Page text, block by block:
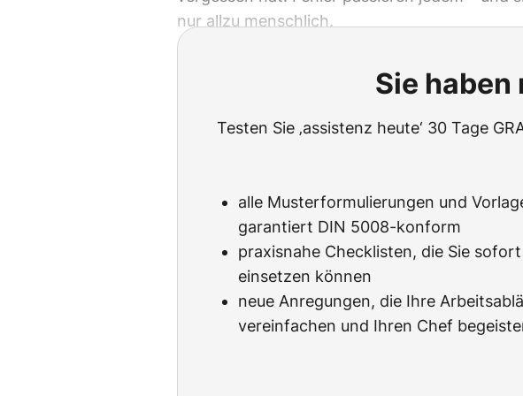
nur allzu menschlich.
Sie haben
Testen Sie ‚assistenz heute‘ 30 Tage
alle Musterformulierungen und
garantiert DIN 5008-konform
praxisnahe Checklisten, die Sie sofort
einsetzen können
neue Anregungen, die Ihre
vereinfachen und Ihren Chef